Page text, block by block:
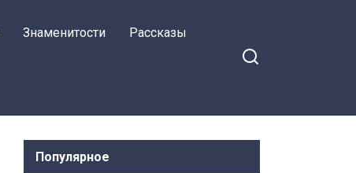
Знаменитости Рассказы
Популярное